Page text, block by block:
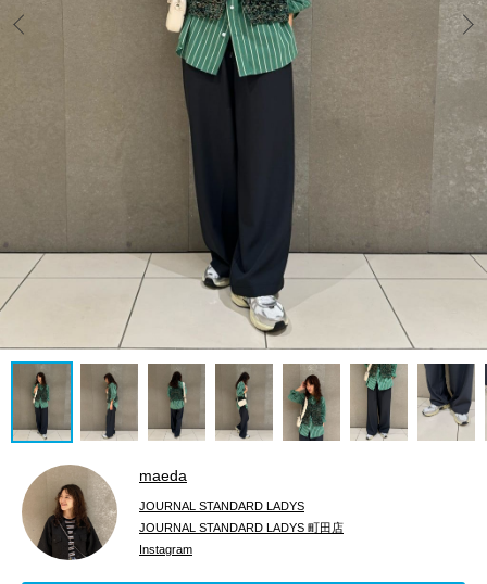
maeda
JOURNAL STANDARD LADYS
JOURNAL STANDARD LADYS 町田店
Instagram